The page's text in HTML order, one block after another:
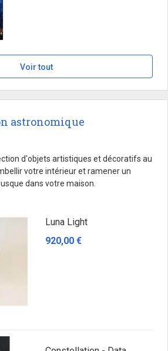
Voir tout
astronomique
d'objets artistiques et décoratifs au
votre intérieur et ramener un
dans votre maison.
Luna Light
920,00 €